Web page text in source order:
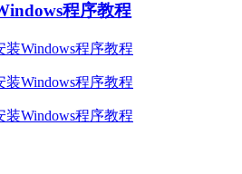
程序教程